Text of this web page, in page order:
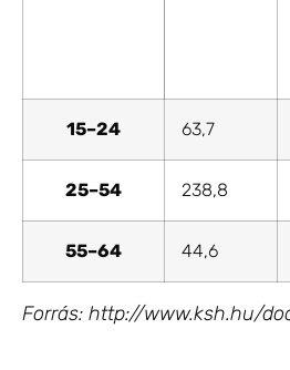
15–24 63,7
25–54 238,8
55–64 44,6
Forrás: http://www.ksh.hu/